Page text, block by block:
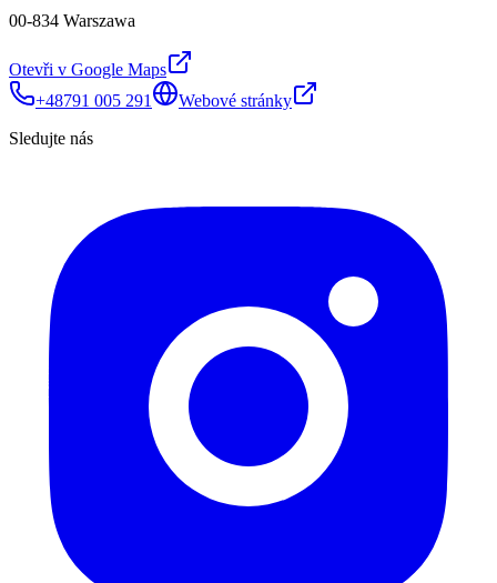
00-834 Warszawa
Otevři v Google Maps
+48791 005 291
Webové stránky
Sledujte nás